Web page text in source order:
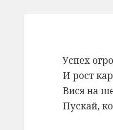
Успех
И рост
Вися на
Пускай,